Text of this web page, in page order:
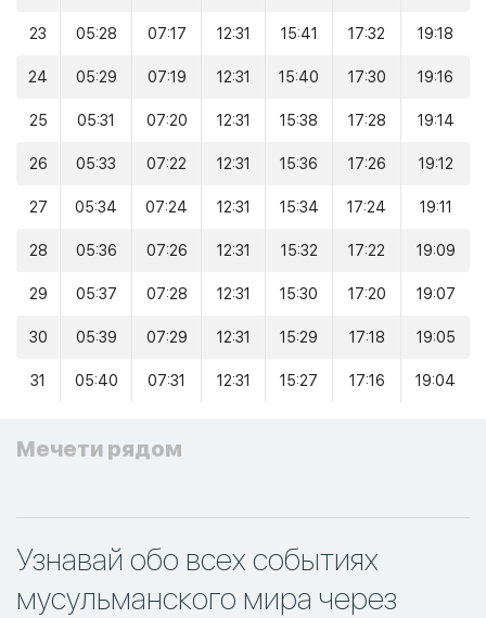
23 05:28 07:17 12:31 15:41 17:32 19:18
24 05:29 07:19 12:31 15:40 17:30 19:16
25 05:31 07:20 12:31 15:38 17:28 19:14
26 05:33 07:22 12:31 15:36 17:26 19:12
27 05:34 07:24 12:31 15:34 17:24 19:11
28 05:36 07:26 12:31 15:32 17:22 19:09
29 05:37 07:28 12:31 15:30 17:20 19:07
30 05:39 07:29 12:31 15:29 17:18 19:05
31 05:40 07:31 12:31 15:27 17:16 19:04
Мечети рядом
Узнавай обо всех событиях
мусульманского мира через